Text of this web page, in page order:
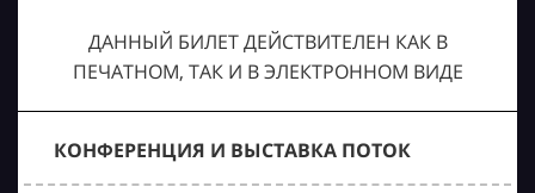
ДАННЫЙ БИЛЕТ ДЕЙСТВИТЕЛЕН КАК В
ПЕЧАТНОМ, ТАК И В ЭЛЕКТРОННОМ ВИДЕ
КОНФЕРЕНЦИЯ И ВЫСТАВКА ПОТОК